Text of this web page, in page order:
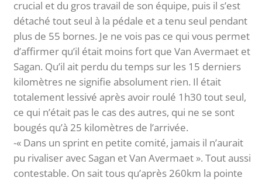
crucial et du gros travail de son équipe, puis il s’est
détaché tout seul à la pédale et a tenu seul pendant
plus de 55 bornes. Je ne vois pas ce qui vous permet
d’affirmer qu’il était moins fort que Van Avermaet et
Sagan. Qu’il ait perdu du temps sur les 15 derniers
kilomètres ne signifie absolument rien. Il était
totalement lessivé après avoir roulé 1h30 tout seul,
ce qui n’était pas le cas des autres, qui ne se sont
bougés qu’à 25 kilomètres de l’arrivée.
-« Dans un sprint en petite comité, jamais il n’aurait
pu rivaliser avec Sagan et Van Avermaet ». Tout aussi
contestable. On sait tous qu’après 260km la pointe